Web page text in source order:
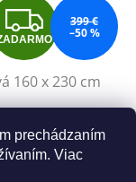
prechádzaním
Viac
Z
A
D
A
R
399 €
–50 %
160 x 230 cm
3 dní u vás(1 ks)